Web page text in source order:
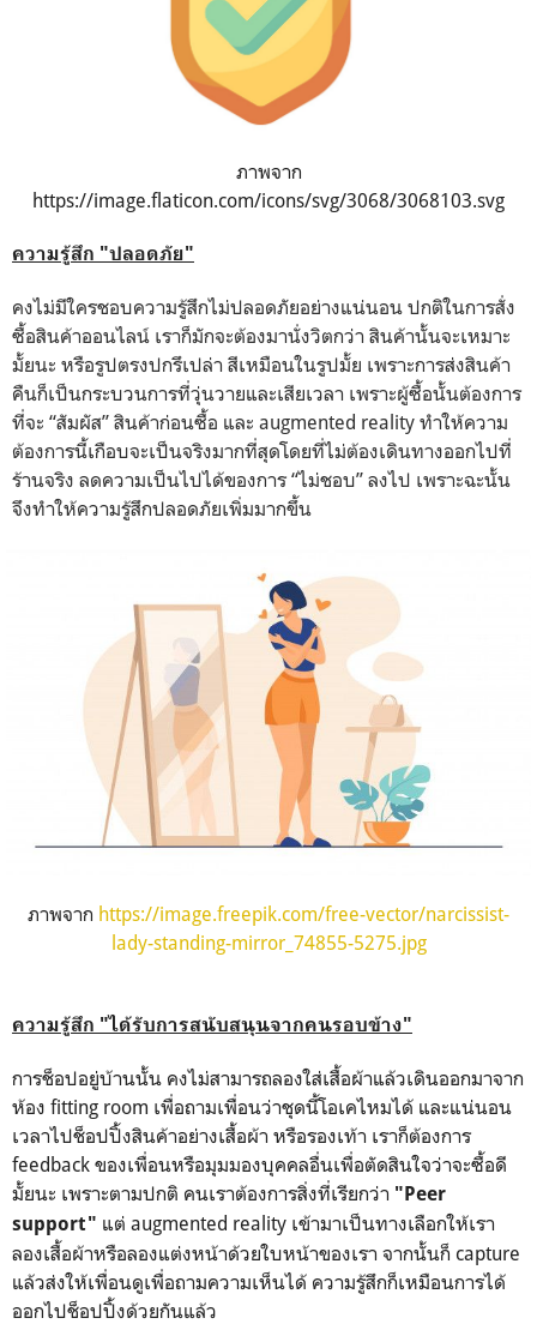
ภาพจาก
https://image.flaticon.com/icons/svg/3068/3068103.svg
ความรู้สึก "ปลอดภัย"
คงไม่มีใครชอบความรู้สึกไม่ปลอดภัยอย่างแน่นอน ปกติในการสั่ง
ซื้อสินค้าออนไลน์ เราก็มักจะต้องมานั่งวิตกว่า สินค้านั้นจะเหมาะ
มั้ยนะ หรือรูปตรงปกรึเปล่า สีเหมือนในรูปมั้ย เพราะการส่งสินค้า
คืนก็เป็นกระบวนการที่วุ่นวายและเสียเวลา เพราะผู้ซื้อนั้นต้องการ
ที่จะ “สัมผัส” สินค้าก่อนซื้อ และ augmented reality ทำให้ความ
ต้องการนี้เกือบจะเป็นจริงมากที่สุดโดยที่ไม่ต้องเดินทางออกไปที่
ร้านจริง ลดความเป็นไปได้ของการ “ไม่ชอบ” ลงไป เพราะฉะนั้น
จึงทำให้ความรู้สึกปลอดภัยเพิ่มมากขึ้น
ภาพจาก https://image.freepik.com/free-vector/narcissist-
lady-standing-mirror_74855-5275.jpg
ความรู้สึก "ได้รับการสนับสนุนจากคนรอบข้าง"
การช็อปอยู่บ้านนั้น คงไม่สามารถลองใส่เสื้อผ้าแล้วเดินออกมาจาก
ห้อง fitting room เพื่อถามเพื่อนว่าชุดนี้โอเคไหมได้ และแน่นอน
เวลาไปช็อปปิ้งสินค้าอย่างเสื้อผ้า หรือรองเท้า เราก็ต้องการ
feedback ของเพื่อนหรือมุมมองบุคคลอื่นเพื่อตัดสินใจว่าจะซื้อดี
มั้ยนะ เพราะตามปกติ คนเราต้องการสิ่งที่เรียกว่า "Peer
support" แต่ augmented reality เข้ามาเป็นทางเลือกให้เรา
ลองเสื้อผ้าหรือลองแต่งหน้าด้วยใบหน้าของเรา จากนั้นก็ capture
แล้วส่งให้เพื่อนดูเพื่อถามความเห็นได้ ความรู้สึกก็เหมือนการได้
ออกไปช็อปปิ้งด้วยกันแล้ว